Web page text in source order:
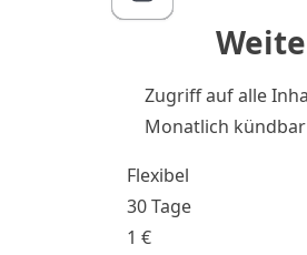
Zugriff auf alle
Monatlich kündbar
Flexibel
30 Tage
1 €